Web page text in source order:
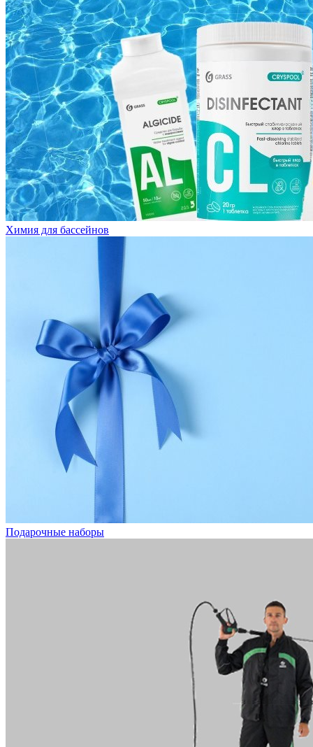
Химия для бассейнов
Подарочные наборы